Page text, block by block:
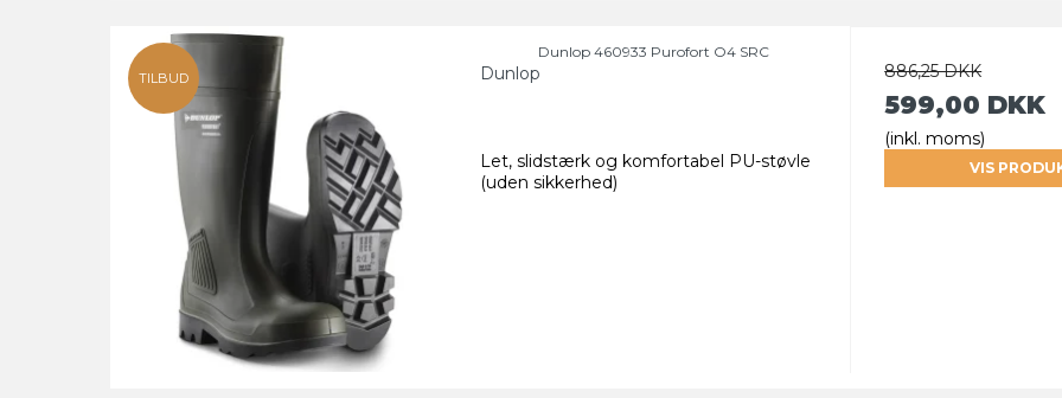
TILBUD
Dunlop 460933 Purofort O4 SRC
Dunlop
Let, slidstærk og komfortabel PU-støvle
(uden sikkerhed)
886,25 DKK
599,00 DKK
(inkl. moms)
VIS